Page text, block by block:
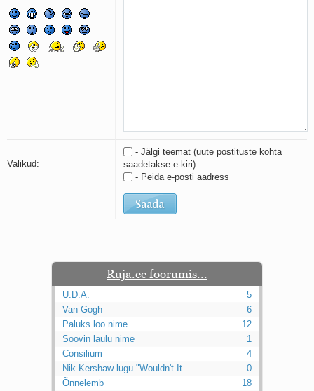
Kassimäng
Läänemere lained
Üle müüri
Valgusemaastikud
Valikud:
- Jälgi teemat (uute postituste kohta
saadetakse e-kiri)
- Peida e-posti aadress
Ruja.ee foorumis...
U.D.A.
5
Van Gogh
6
Paluks loo nime
12
Soovin laulu nime
1
Consilium
4
Nik Kershaw lugu "Wouldn't It ...
0
Õnnelemb
18